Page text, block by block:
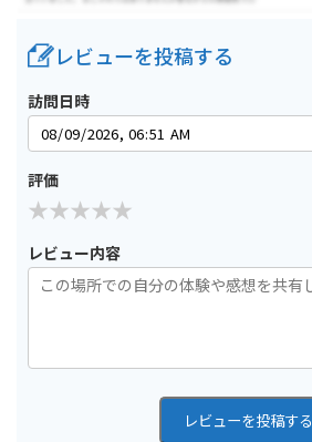
レビューを投稿する
訪問日時
評価
レビュー内容
レビューを投稿する